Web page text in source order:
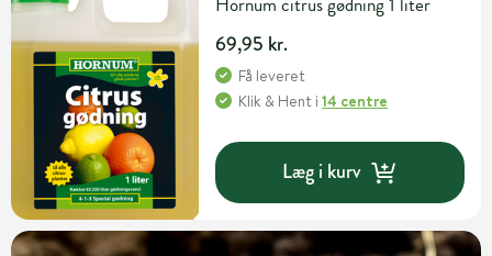
69,95 kr.
Få leveret
Klik & Hent i14 centre
Læg i kurv